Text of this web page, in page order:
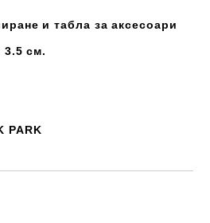
и табла за аксесоари
3.5 см.
PARK